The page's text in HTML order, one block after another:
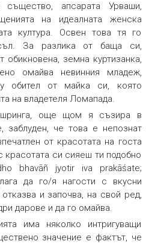
същество, апсарата Урваши,
на идеалната женска
култура. Освен това тя го
За разлика от баща си,
земна куртизанка,
омайва невинния младеж,
обител от майка си, която
на владетеля Ломапада.
още щом я съзира в
заблуден, че това е непознат
от красотата на госта
красотата си сияеш ти подобно
bhavāñ jyotir iva prakāśate;
да го/я нагости с вкусни
и започва, на свой ред,
дарове и да го омайва.
има няколко интригуващи
значение е фактът, че